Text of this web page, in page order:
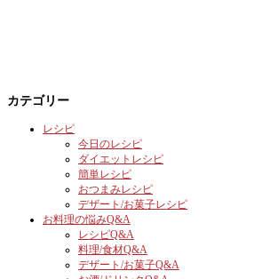
カテゴリー
レシピ
今日のレシピ
ダイエットレシピ
簡単レシピ
おつまみレシピ
デザート/お菓子レシピ
お料理の悩みQ&A
レシピQ&A
料理/食材Q&A
デザート/お菓子Q&A